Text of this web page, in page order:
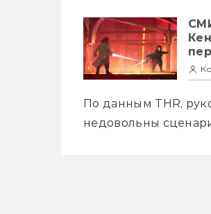
По данным THR,
недовольны